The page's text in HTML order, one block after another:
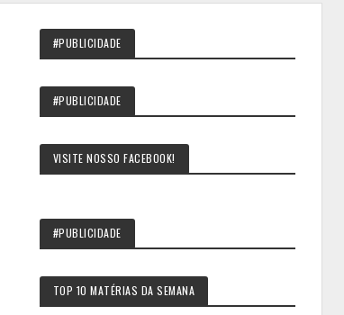
#PUBLICIDADE
#PUBLICIDADE
VISITE NOSSO FACEBOOK!
#PUBLICIDADE
TOP 10 MATÉRIAS DA SEMANA